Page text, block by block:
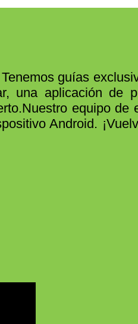
guías
una aplicación de
equipo de
Android.